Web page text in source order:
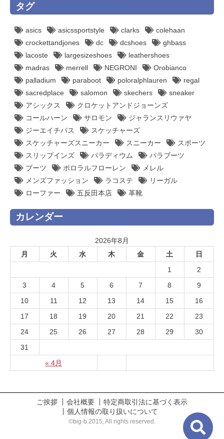
タグ
asics asicssportstyle clarks
colehaan
crockettandjones
dc dcshoes
ghbass
lacoste
largesizeshoes
leathershoes
madras
merrell NEGRONI
Orobianco
palladium
paraboot poloralphlauren
regal
sacredplace
salomon skechers
sneaker
アシックス
クロケットアンドジョーンズ
コールハーン
サロモン
ジャランスリウァヤ
ジーエイチバス
スケッチャーズ
スケッチャーズスニーカー
スニーカー
スポーツ
スリップインズ
パラディウム
パラブーツ
ブーツ
ポロラルフローレン
メレル
メンズファッション
ラコステ
リーガル
ローファー
五反田本店 革靴
カレンダー
2026年8月
月
火 水 木 金 土 日
« 4月
1
2
3
4 5 6 7 8
9
10
11 12 13 14 15
16
17
18 19 20 21 22
23
24
25 26 27 28 29
30
31
ご挨拶 会社概要
特定商取引法に基づく表示
個人情報の取り扱いについて
©big-b 2015, All rights reserved.